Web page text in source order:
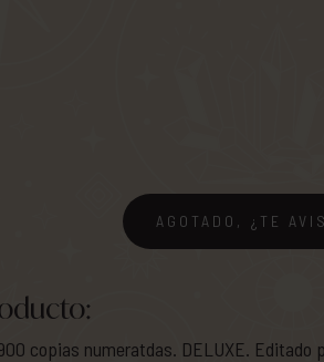
AGOTADO, ¿TE
copias numeratdas. DELUXE. Editado